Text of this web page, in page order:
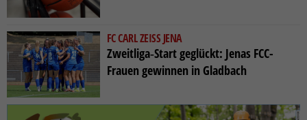
FC CARL ZEISS JENA
Zweitliga‑Start geglückt: Jenas FCC-
Frauen gewinnen in Gladbach